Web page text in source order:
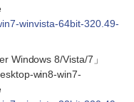
winvista-64bit-320.49-
Windows 8/Vista/7」
win8-win7-